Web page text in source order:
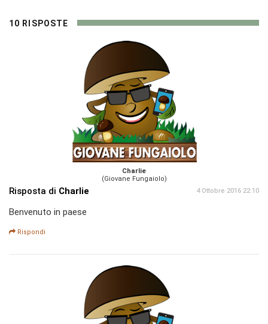
10 RISPOSTE
Charlie
(Giovane Fungaiolo)
Risposta di Charlie 4 Ottobre 2016 22:10
Benvenuto in paese
Rispondi